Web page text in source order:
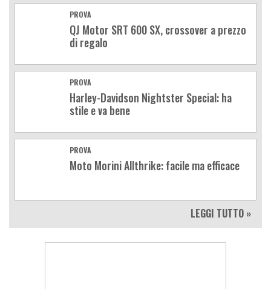
PROVA
QJ Motor SRT 600 SX, crossover a prezzo
di regalo
PROVA
Harley-Davidson Nightster Special: ha
stile e va bene
PROVA
Moto Morini Allthrike: facile ma efficace
LEGGI TUTTO »